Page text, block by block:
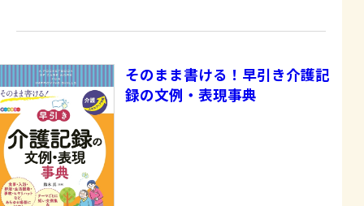
そのまま書ける！早引き介護記
録の文例・表現事典